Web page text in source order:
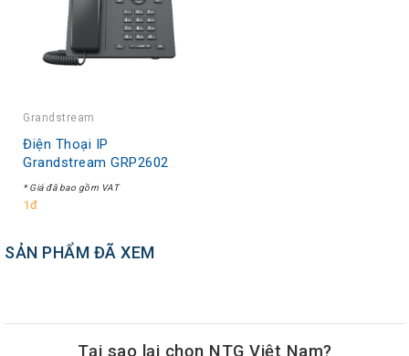
Grandstream
Điện Thoại IP
Grandstream GRP2602
* Giá đã bao gồm VAT
1đ
SẢN PHẨM ĐÃ XEM
Tại sao lại chọn NTG Việt Nam?